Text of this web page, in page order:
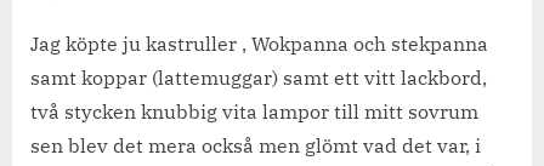
av
ikea
Jag köpte ju kastruller , Wokpanna och stekpanna
samt koppar (lattemuggar) samt ett vitt lackbord,
två stycken knubbig vita lampor till mitt sovrum
sen blev det mera också men glömt vad det var, i